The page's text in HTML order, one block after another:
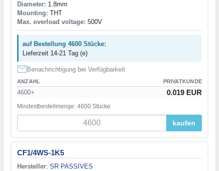
Diameter: 1.8mm
Mounting: THT
Max. overload voltage: 500V
auf Bestellung 4600 Stücke:
Lieferzeit 14-21 Tag (e)
Benachrichtigung bei Verfügbarkeit
ANZAHL PRIVATKUNDE
4600+ 0.019 EUR
Mindestbestellmenge: 4600 Stücke
kaufen
CF1/4WS-1K5
Hersteller: SR PASSIVES